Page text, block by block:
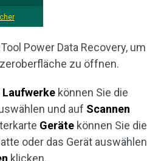
Power Data Recovery, um
zu öffnen.
können Sie die
und auf Scannen
Geräte können Sie die
oder das Gerät auswählen
klicken.